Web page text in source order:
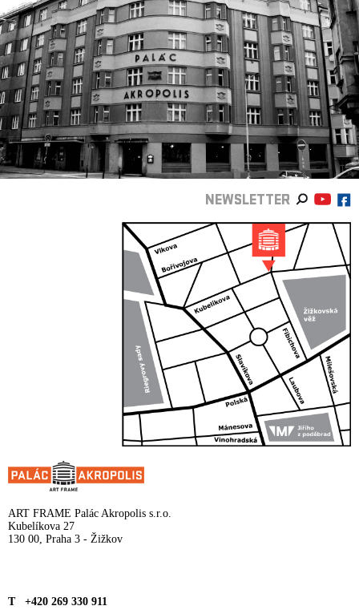
NEWSLETTER
ART FRAME Palác Akropolis s.r.o.
Kubelíkova 27
130 00, Praha 3 - Žižkov
T +420 269 330 911